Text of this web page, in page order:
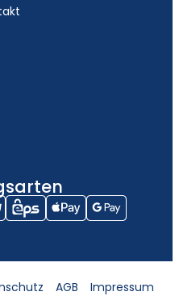
AGB Impressum